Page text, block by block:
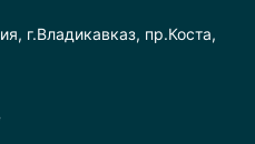
г.Владикавказ, пр.Коста,